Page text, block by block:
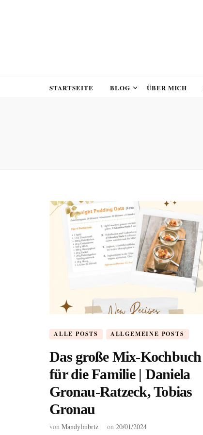
STARTSEITE BLOG ÜBER MICH
ALLE POSTS ALLGEMEINE POSTS
Das große Mix-Kochbuch
für die Familie | Daniela
Gronau-Ratzeck, Tobias
Gronau
von Mandylmbrtz on 20/01/2024